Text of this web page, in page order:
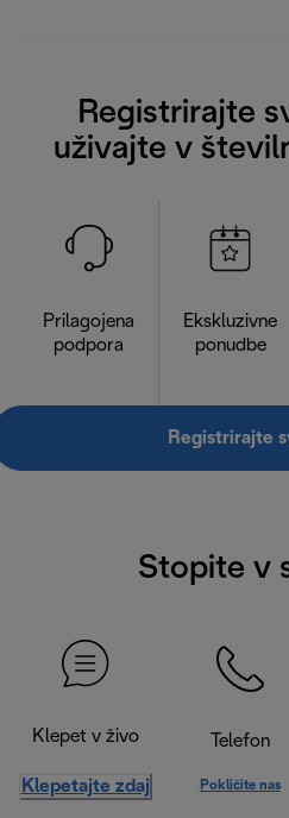
Registrirajte
uživajte v
Prilagojena
podpora
Ekskluzivne
ponudbe
Registrirajte
Stopite v
Klepet v živo
Klepetajte zdaj
Telefon
Pokličite nas